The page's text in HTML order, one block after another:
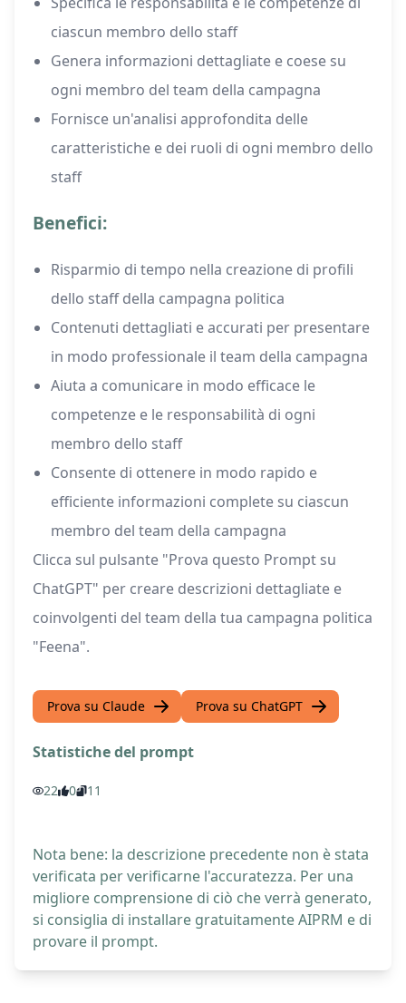
ciascun membro dello staff
Genera informazioni dettagliate e coese su
ogni membro del team della campagna
Fornisce un'analisi approfondita delle
caratteristiche e dei ruoli di ogni membro dello
staff
Benefici:
Risparmio di tempo nella creazione di profili
dello staff della campagna politica
Contenuti dettagliati e accurati per presentare
in modo professionale il team della campagna
Aiuta a comunicare in modo efficace le
competenze e le responsabilità di ogni
membro dello staff
Consente di ottenere in modo rapido e
efficiente informazioni complete su ciascun
membro del team della campagna
Clicca sul pulsante "Prova questo Prompt su
ChatGPT" per creare descrizioni dettagliate e
coinvolgenti del team della tua campagna politica
"Feena".
Prova su Claude Prova su ChatGPT
Statistiche del prompt
22 0 11
Nota bene: la descrizione precedente non è stata
verificata per verificarne l'accuratezza. Per una
migliore comprensione di ciò che verrà generato,
si consiglia di installare gratuitamente AIPRM e di
provare il prompt.